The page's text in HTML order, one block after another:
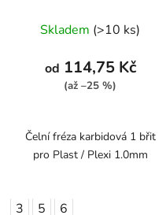
Skladem (>10 ks)
od 114,75 Kč
(až –25 %)
Čelní fréza karbidová 1 břit
pro Plast / Plexi 1.0mm
3 5 6